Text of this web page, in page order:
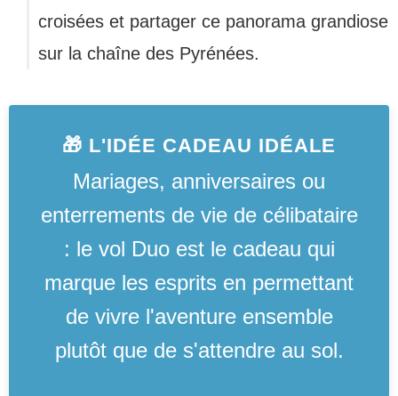
croisées et partager ce panorama grandiose
sur la chaîne des Pyrénées.
🎁 L'IDÉE CADEAU IDÉALE
Mariages, anniversaires ou
enterrements de vie de célibataire
: le vol Duo est le cadeau qui
marque les esprits en permettant
de vivre l'aventure ensemble
plutôt que de s'attendre au sol.